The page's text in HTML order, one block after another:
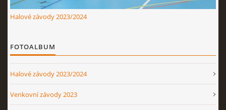
Halové závody 2023/2024
FOTOALBUM
Halové závody 2023/2024
Venkovní závody 2023